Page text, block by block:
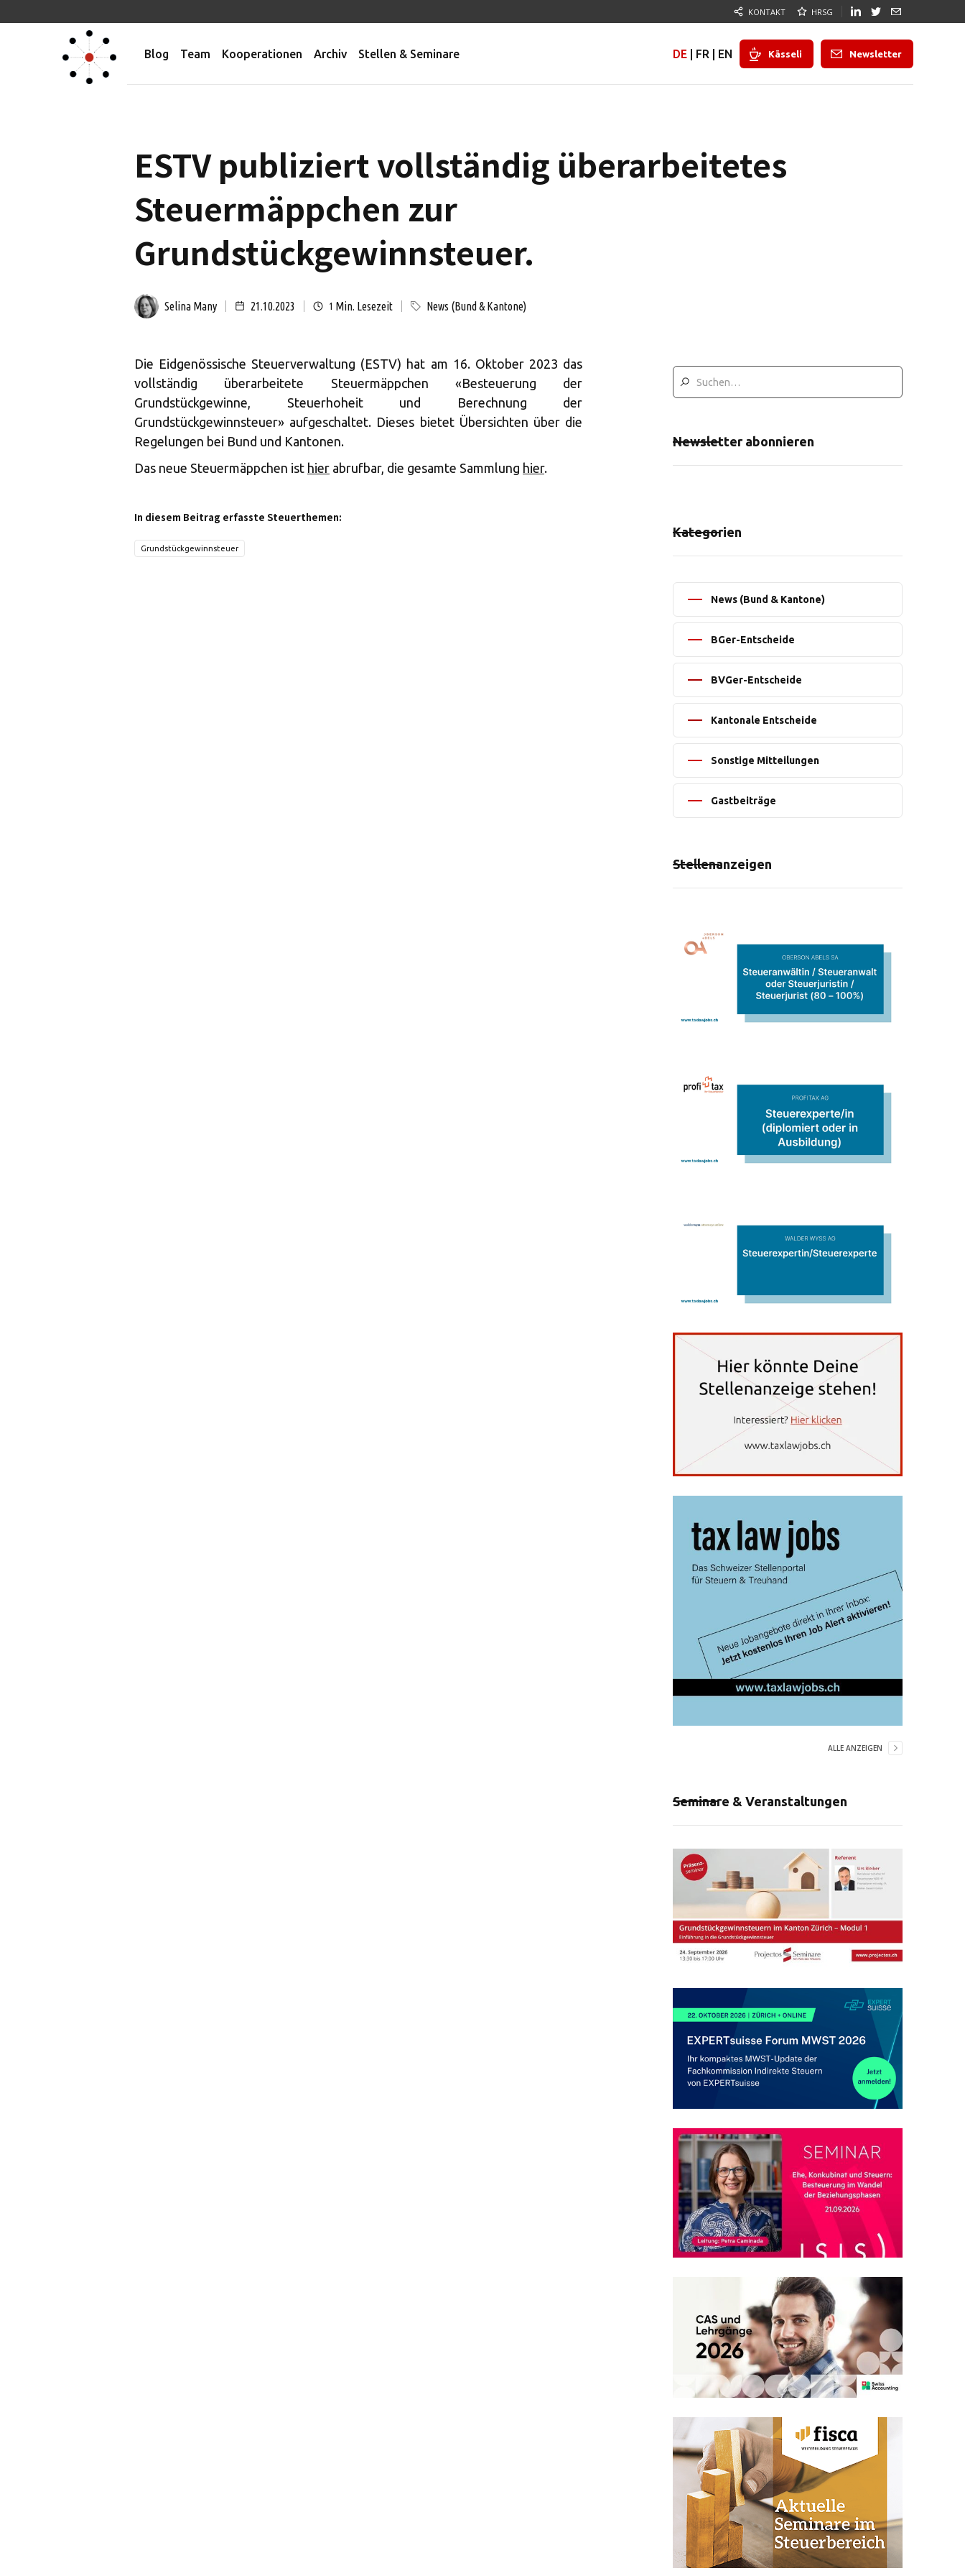
KONTAKT HRSG
Blog Team Kooperationen Archiv Stellen & Seminare DE FR EN Kässeli Newsletter
ESTV publiziert vollständig überarbeitetes
Steuermäppchen zur
Grundstückgewinnsteuer.
Selina Many 21.10.2023 1 Min. Lesezeit News (Bund & Kantone)
Die Eidgenössische Steuerverwaltung (ESTV) hat am 16. Oktober 2023 das
vollständig überarbeitete Steuermäppchen «Besteuerung der
Grundstückgewinne, Steuerhoheit und Berechnung der
Grundstückgewinnsteuer» aufgeschaltet. Dieses bietet Übersichten über die
Regelungen bei Bund und Kantonen.
Das neue Steuermäppchen ist hier abrufbar, die gesamte Sammlung hier.
In diesem Beitrag erfasste Steuerthemen:
Grundstückgewinnsteuer
Newsletter abonnieren
Kategorien
News (Bund & Kantone)
BGer-Entscheide
BVGer-Entscheide
Kantonale Entscheide
Sonstige Mitteilungen
Gastbeiträge
Stellenanzeigen
ALLE ANZEIGEN
Seminare & Veranstaltungen